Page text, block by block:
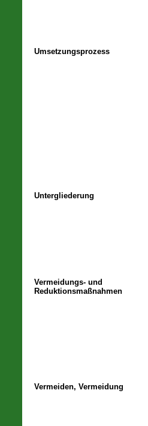
Umsetzungsprozess
Untergliederung
Vermeidungs- und
Reduktionsmaßnahmen
Vermeiden, Vermeidung